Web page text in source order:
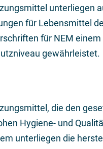
unterliegen
für Lebensmittel
für NEM
gewährleistet.
die den
Hygiene- und
unterliegen die